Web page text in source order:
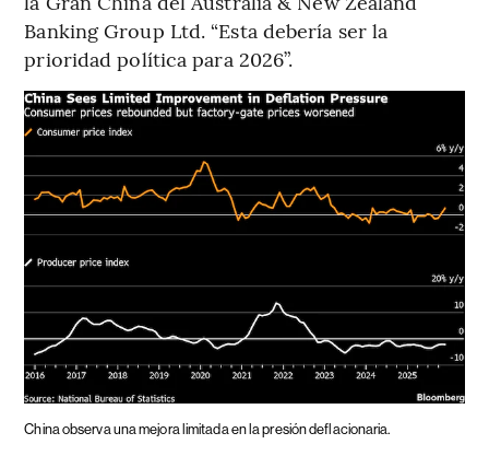
Banking Group Ltd. “Esta debería ser la
prioridad política para 2026”.
China observa una mejora limitada en la presión deflacionaria.